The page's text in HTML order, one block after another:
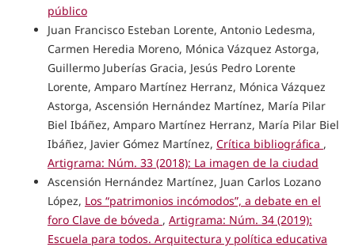
público
Juan Francisco Esteban Lorente, Antonio Ledesma,
Carmen Heredia Moreno, Mónica Vázquez Astorga,
Guillermo Juberías Gracia, Jesús Pedro Lorente
Lorente, Amparo Martínez Herranz, Mónica Vázquez
Astorga, Ascensión Hernández Martínez, María Pilar
Biel Ibáñez, Amparo Martínez Herranz, María Pilar Biel
Ibáñez, Javier Gómez Martínez, Crítica bibliográfica ,
Artigrama: Núm. 33 (2018): La imagen de la ciudad
Ascensión Hernández Martínez, Juan Carlos Lozano
López, Los “patrimonios incómodos”, a debate en el
foro Clave de bóveda , Artigrama: Núm. 34 (2019):
Escuela para todos. Arquitectura y política educativa